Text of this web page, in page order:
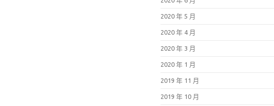
2020 年 5 月
2020 年 4 月
2020 年 3 月
2020 年 1 月
2019 年 11 月
2019 年 10 月